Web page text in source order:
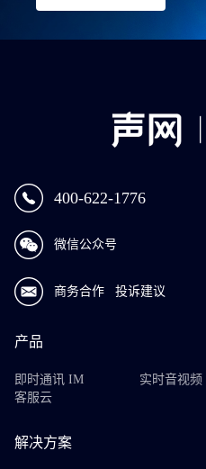
400-622-1776
微信公众号
商务合作 投诉建议
产品
即时通讯 IM 实时音视频
客服云
解决方案